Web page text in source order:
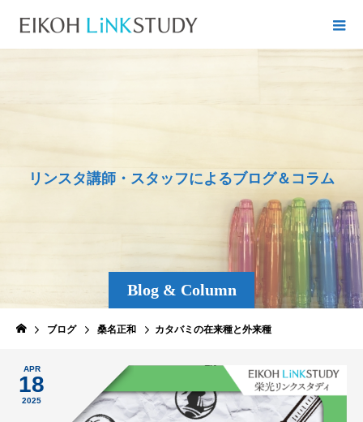
Blog & Column
リ ンスタ講師 ・ スタ ッ フによ るブログ＆ コ ラム
ブログ 桑名正和 カタバミの在来種と外来種
APR
18
2025